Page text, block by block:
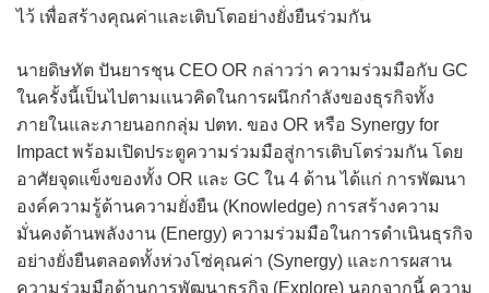
ไว้ เพื่อสร้างคุณค่าและเติบโตอย่างยั่งยืนร่วมกัน
นายดิษทัต ปันยารชุน CEO OR กล่าวว่า ความร่วมมือกับ GC
ในครั้งนี้เป็นไปตามแนวคิดในการผนึกกำลังของธุรกิจทั้ง
ภายในและภายนอกกลุ่ม ปตท. ของ OR หรือ Synergy for
Impact พร้อมเปิดประตูความร่วมมือสู่การเติบโตร่วมกัน โดย
อาศัยจุดแข็งของทั้ง OR และ GC ใน 4 ด้าน ได้แก่ การพัฒนา
องค์ความรู้ด้านความยั่งยืน (Knowledge) การสร้างความ
มั่นคงด้านพลังงาน (Energy) ความร่วมมือในการดำเนินธุรกิจ
อย่างยั่งยืนตลอดทั้งห่วงโซ่คุณค่า (Synergy) และการผสาน
ความร่วมมือด้านการพัฒนาธุรกิจ (Explore) นอกจากนี้ ความ